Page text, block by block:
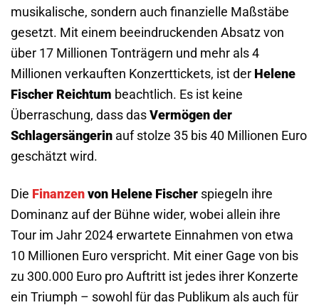
musikalische, sondern auch finanzielle Maßstäbe
gesetzt. Mit einem beeindruckenden Absatz von
über 17 Millionen Tonträgern und mehr als 4
Millionen verkauften Konzerttickets, ist der Helene
Fischer Reichtum beachtlich. Es ist keine
Überraschung, dass dasVermögen der
Schlagersängerin auf stolze 35 bis 40 Millionen Euro
geschätzt wird.
Die Finanzenvon Helene Fischer spiegeln ihre
Dominanz auf der Bühne wider, wobei allein ihre
Tour im Jahr 2024 erwartete Einnahmen von etwa
10 Millionen Euro verspricht. Mit einer Gage von bis
zu 300.000 Euro pro Auftritt ist jedes ihrer Konzerte
ein Triumph – sowohl für das Publikum als auch für